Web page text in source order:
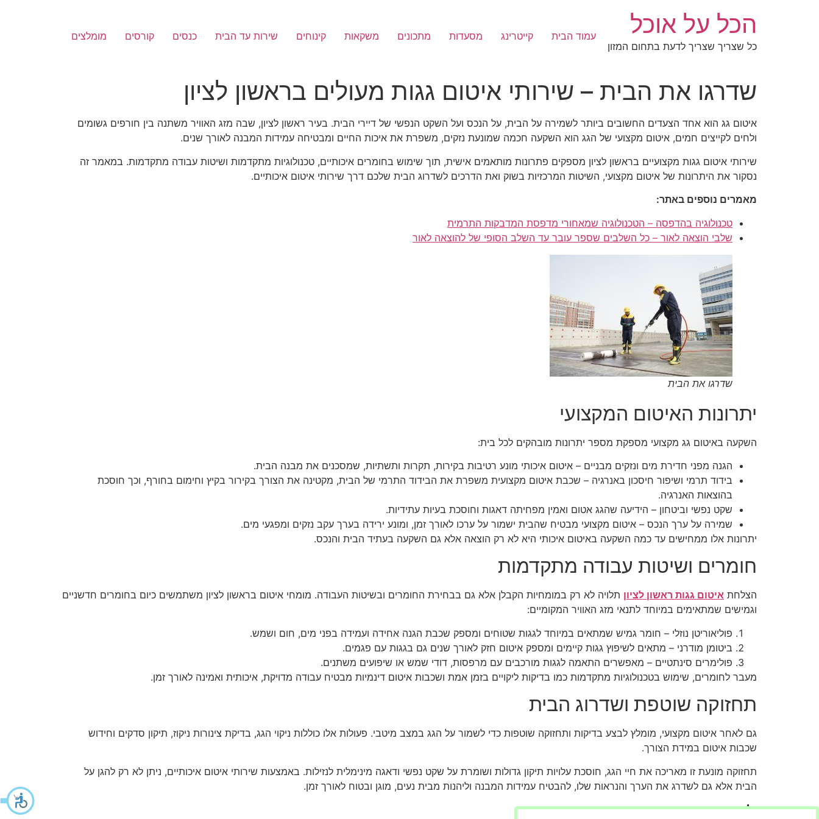
הכל על אוכל
כל שצריך שצריך לדעת בתחום המזון
עמוד הבית קייטרינג מסעדות מתכונים משקאות קינוחים שירות עד הבית כנסים קורסים מומלצים
שדרגו את הבית – שירותי איטום גגות מעולים בראשון לציון
איטום גג הוא אחד הצעדים החשובים ביותר לשמירה על הבית, על הנכס ועל השקט הנפשי של דיירי הבית. בעיר ראשון לציון, שבה מזג האוויר משתנה בין חורפים גשומים
ולחים לקייצים חמים, איטום מקצועי של הגג הוא השקעה חכמה שמונעת נזקים, משפרת את איכות החיים ומבטיחה עמידות המבנה לאורך שנים.
שירותי איטום גגות מקצועיים בראשון לציון מספקים פתרונות מותאמים אישית, תוך שימוש בחומרים איכותיים, טכנולוגיות מתקדמות ושיטות עבודה מתקדמות. במאמר זה
נסקור את היתרונות של איטום מקצועי, השיטות המרכזיות בשוק ואת הדרכים לשדרוג הבית שלכם דרך שירותי איטום איכותיים.
מאמרים נוספים באתר:
טכנולוגיה בהדפסה – הטכנולוגיה שמאחורי מדפסת המדבקות התרמית
שלבי הוצאה לאור – כל השלבים שספר עובר עד השלב הסופי של להוצאה לאור
שדרגו את הבית
יתרונות האיטום המקצועי
השקעה באיטום גג מקצועי מספקת מספר יתרונות מובהקים לכל בית:
הגנה מפני חדירת מים ונזקים מבניים – איטום איכותי מונע רטיבות בקירות, תקרות ותשתיות, שמסכנים את מבנה הבית.
בידוד תרמי ושיפור חיסכון באנרגיה – שכבת איטום מקצועית משפרת את הבידוד התרמי של הבית, מקטינה את הצורך בקירור בקיץ וחימום בחורף, וכך חוסכת
בהוצאות האנרגיה.
שקט נפשי וביטחון – הידיעה שהגג אטום ואמין מפחיתה דאגות וחוסכת בעיות עתידיות.
שמירה על ערך הנכס – איטום מקצועי מבטיח שהבית ישמור על ערכו לאורך זמן, ומונע ירידה בערך עקב נזקים ומפגעי מים.
יתרונות אלו ממחישים עד כמה השקעה באיטום איכותי היא לא רק הוצאה אלא גם השקעה בעתיד הבית והנכס.
חומרים ושיטות עבודה מתקדמות
הצלחת איטום גגות ראשון לציון תלויה לא רק במומחיות הקבלן אלא גם בבחירת החומרים ובשיטות העבודה. מומחי איטום בראשון לציון משתמשים כיום בחומרים חדשניים
וגמישים שמתאימים במיוחד לתנאי מזג האוויר המקומיים:
פוליאוריטן נוזלי – חומר גמיש שמתאים במיוחד לגגות שטוחים ומספק שכבת הגנה אחידה ועמידה בפני מים, חום ושמש.
ביטומן מודרני – מתאים לשיפוץ גגות קיימים ומספק איטום חזק לאורך שנים גם בגגות עם פגמים.
פולימרים סינתטיים – מאפשרים התאמה לגגות מורכבים עם מרפסות, דודי שמש או שיפועים משתנים.
מעבר לחומרים, שימוש בטכנולוגיות מתקדמות כמו בדיקות ליקויים בזמן אמת ושכבות איטום דינמיות מבטיח עבודה מדויקת, איכותית ואמינה לאורך זמן.
תחזוקה שוטפת ושדרוג הבית
גם לאחר איטום מקצועי, מומלץ לבצע בדיקות ותחזוקה שוטפות כדי לשמור על הגג במצב מיטבי. פעולות אלו כוללות ניקוי הגג, בדיקת צינורות ניקוז, תיקון סדקים וחידוש
שכבות איטום במידת הצורך.
תחזוקה מונעת זו מאריכה את חיי הגג, חוסכת עלויות תיקון גדולות ושומרת על שקט נפשי ודאגה מינימלית לנזילות. באמצעות שירותי איטום איכותיים, ניתן לא רק להגן על
הבית אלא גם לשדרג את הערך והנראות שלו, להבטיח עמידות המבנה וליהנות מבית נעים, מוגן ובטוח לאורך זמן.
לסיכום